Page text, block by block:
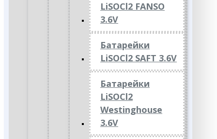
LiSOCl2 FANSO
3.6V
Батарейки
LiSOCl2 SAFT 3.6V
Батарейки
LiSOCl2
Westinghouse
3.6V